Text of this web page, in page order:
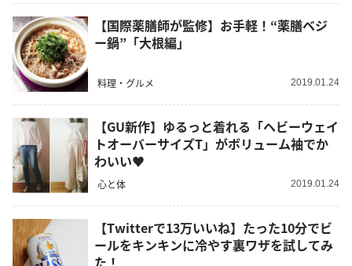
【国際薬膳師が監修】お手軽！“薬膳ベジ
ー鍋”「大根編」
料理・グルメ 2019.01.24
【GU新作】ゆるっと着れる「ヘビーウェイ
トオーバーサイズT」がボリューム袖でか
わいい♥
心と体 2019.01.24
【Twitterで13万いいね】たった10分でビ
ールをキンキンに冷やす裏ワザを試してみ